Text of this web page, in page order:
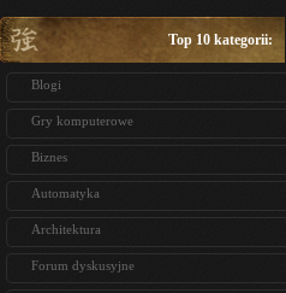
Top 10 kategorii:
Blogi
Gry komputerowe
Biznes
Automatyka
Architektura
Forum dyskusyjne